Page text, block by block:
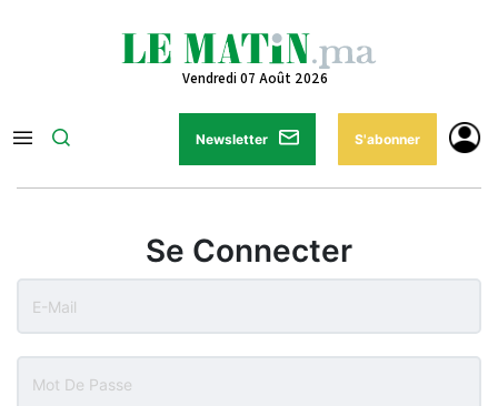
Vendredi 07 Août 2026
Newsletter S'abonner
Se Connecter